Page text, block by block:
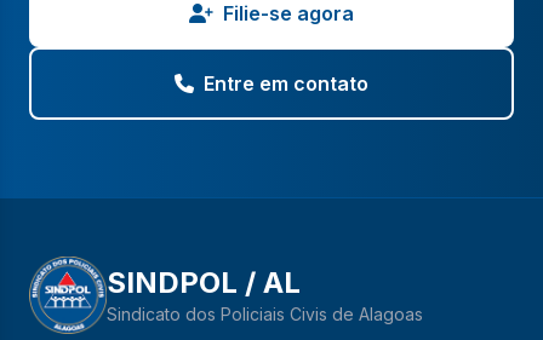
Filie-se agora
Entre em contato
SINDPOL / AL
Sindicato dos Policiais Civis de Alagoas